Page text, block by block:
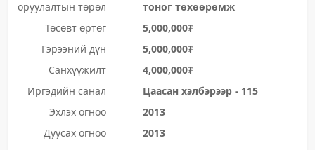
оруулалтын төрөл
тоног төхөөрөмж
Төсөвт өртөг
5,000,000₮
Гэрээний дүн
5,000,000₮
Санхүүжилт
4,000,000₮
Иргэдийн санал
Цаасан хэлбэрээр - 115
Эхлэх огноо
2013
Дуусах огноо
2013